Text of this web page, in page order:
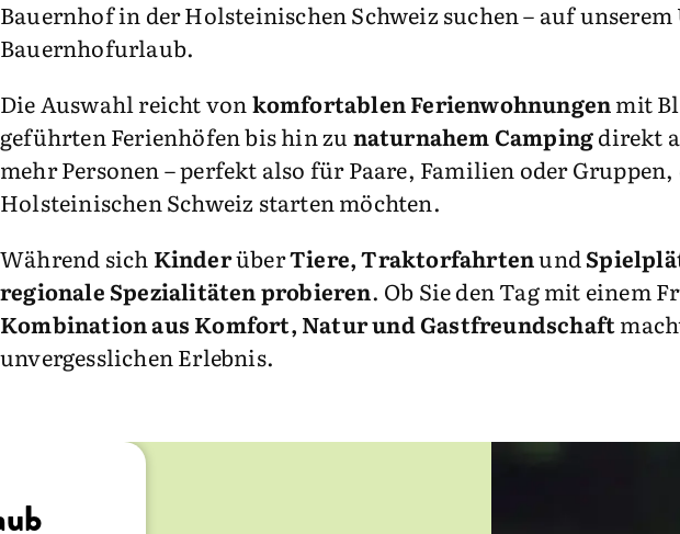
Bauernhof in der Holsteinischen Schweiz suchen – auf
Bauernhofurlaub.
Die Auswahl reicht von komfortablen Ferienwohnungenmit
geführten Ferienhöfen bis hin zu naturnahem Campingdirekt
mehr Personen – perfekt also für Paare, Familien oder
Holsteinischen Schweiz starten möchten.
Während sich KinderüberTiere, Traktorfahrtenund
regionale Spezialitäten probieren. Ob Sie den Tag mit einem
Kombination aus Komfort, Natur und Gastfreundschaft
unvergesslichen Erlebnis.